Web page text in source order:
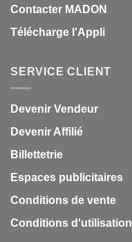
Contacter MADON
Télécharge l'Appli
SERVICE CLIENT
Devenir Vendeur
Devenir Affilié
Billettetrie
Espaces publicitaires
Conditions de vente
Conditions d'utilisation